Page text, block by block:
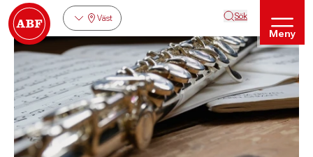
Väst Sök
Meny